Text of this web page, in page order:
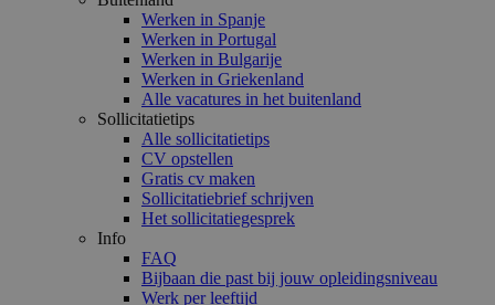
Werken in Spanje
Werken in Portugal
Werken in Bulgarije
Werken in Griekenland
Alle vacatures in het buitenland
Sollicitatietips
Alle sollicitatietips
CV opstellen
Gratis cv maken
Sollicitatiebrief schrijven
Het sollicitatiegesprek
Info
FAQ
Bijbaan die past bij jouw opleidingsniveau
Werk per leeftijd